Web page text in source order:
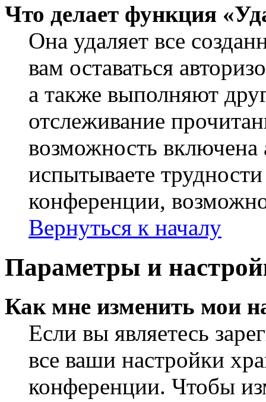
Что делает функция
Она удаляет все
вам оставаться
а также выполняют
отслеживание
возможность
испытываете
конференции,
Вернуться к началу
Параметры и
Как мне изменить мои
Если вы являетесь
все ваши настройки
конференции. Чтобы